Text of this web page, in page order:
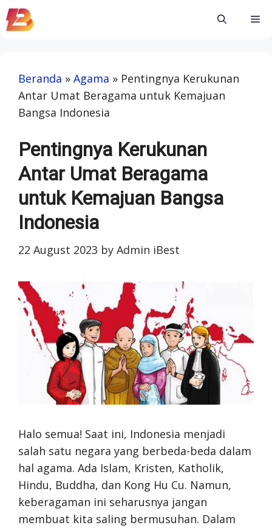
Skip
to
Beranda » Agama » Pentingnya Kerukunan
Antar Umat Beragama untuk Kemajuan
Bangsa Indonesia
Pentingnya Kerukunan
Antar Umat Beragama
untuk Kemajuan Bangsa
Indonesia
22 August 2023 by Admin iBest
Halo semua! Saat ini, Indonesia menjadi
salah satu negara yang berbeda-beda dalam
hal agama. Ada Islam, Kristen, Katholik,
Hindu, Buddha, dan Kong Hu Cu. Namun,
keberagaman ini seharusnya jangan
membuat kita saling bermusuhan. Dalam